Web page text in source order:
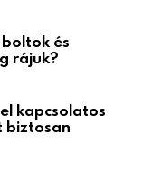
és
rájuk?
kapcsolatos
biztosan